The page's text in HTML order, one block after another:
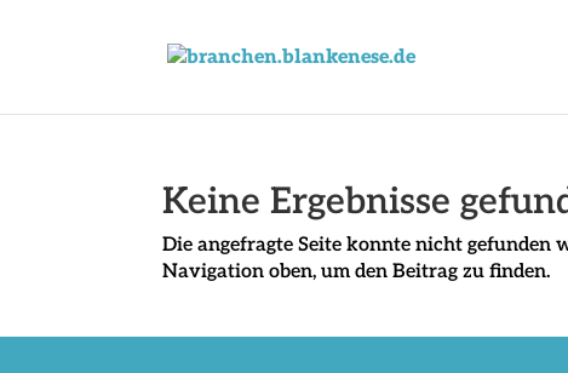
Keine Ergebnisse
Die angefragte Seite konnte nicht gefunden
Navigation oben, um den Beitrag zu finden.